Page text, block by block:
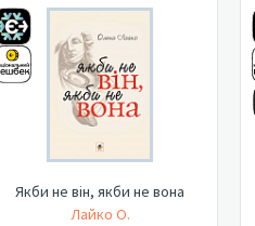
Якби не він, якби не вона
Лайко О.